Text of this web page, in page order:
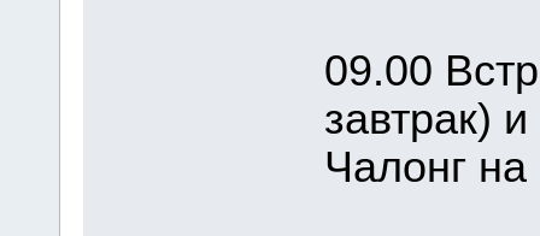
09.00
завтрак)
Чалонг